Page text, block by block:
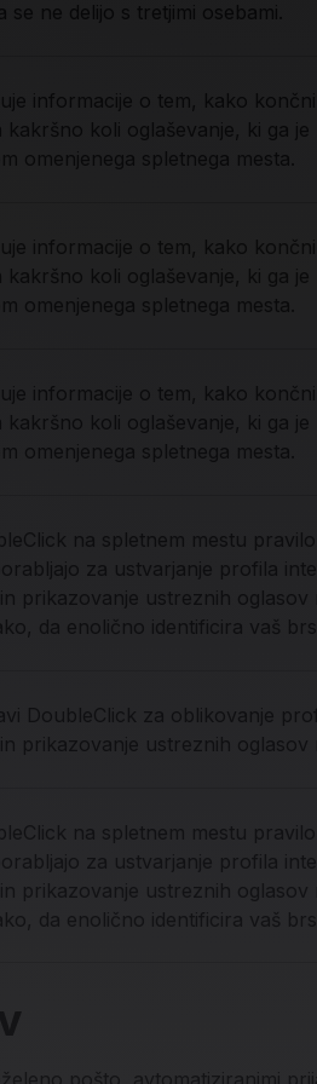
ne delijo s tretjimi osebami.
informacije o tem, kako
kakršno koli oglaševanje, ki ga
omenjenega spletnega mesta.
informacije o tem, kako
koli oglaševanje, ki ga je
omenjenega spletnega mesta.
informacije o tem, kako
kakršno koli oglaševanje, ki ga
omenjenega spletnega mesta.
na spletnem mestu
za ustvarjanje profila
prikazovanje ustreznih
da enolično identificira vaš
DoubleClick za oblikovanje
prikazovanje ustreznih oglasov
na spletnem mestu
za ustvarjanje profila
in prikazovanje ustreznih
da enolično identificira vaš
pošto, avtomatiziranimi